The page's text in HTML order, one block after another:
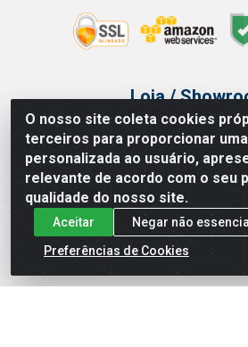
O nosso site coleta cookies
terceiros para proporcionar
personalizada ao usuário,
relevante de acordo com o seu
qualidade do nosso site.
Aceitar
Negar não
Preferências de Cookies
Loja /
Tel.: (11) 3314 6400
Av Vautier, 468 - Pari -
Issam Importação e Exportação LTDA -
Paulo/ SP - CEP 03032-000 - CNPJ